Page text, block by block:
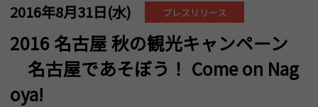
2016年8月31日(水) プレスリリース
2016 名古屋 秋の観光キャンペーン
名古屋であそぼう！ Come on Nag
oya!